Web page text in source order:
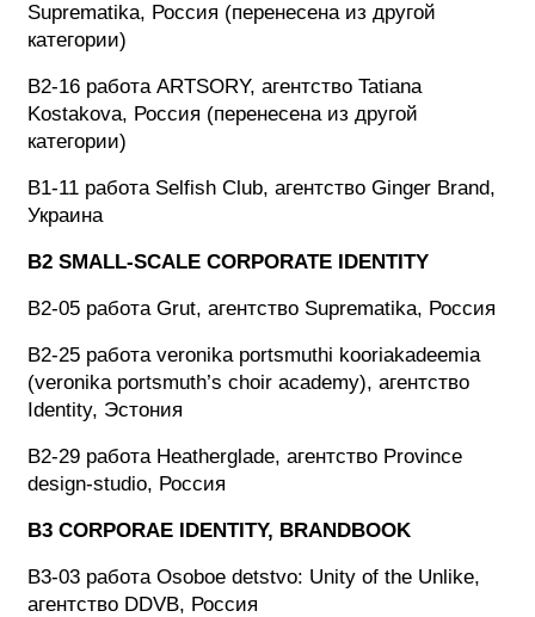
Suprematika, Россия (перенесена из другой
категории)
B2-16 работа ARTSORY, агентство Tatiana
Kostakova, Россия (перенесена из другой
категории)
B1-11 работа Selfish Club, агентство Ginger Brand,
Украина
B2 SMALL-SCALE CORPORATE IDENTITY
B2-05 работа Grut, агентство Suprematika, Россия
B2-25 работа veronika portsmuthi kooriakadeemia
(veronika portsmuth’s choir academy), агентство
Identity, Эстония
B2-29 работа Heatherglade, агентство Province
design-studio, Россия
B3 CORPORAE IDENTITY, BRANDBOOK
B3-03 работа Osoboe detstvo: Unity of the Unlike,
агентство DDVB, Россия